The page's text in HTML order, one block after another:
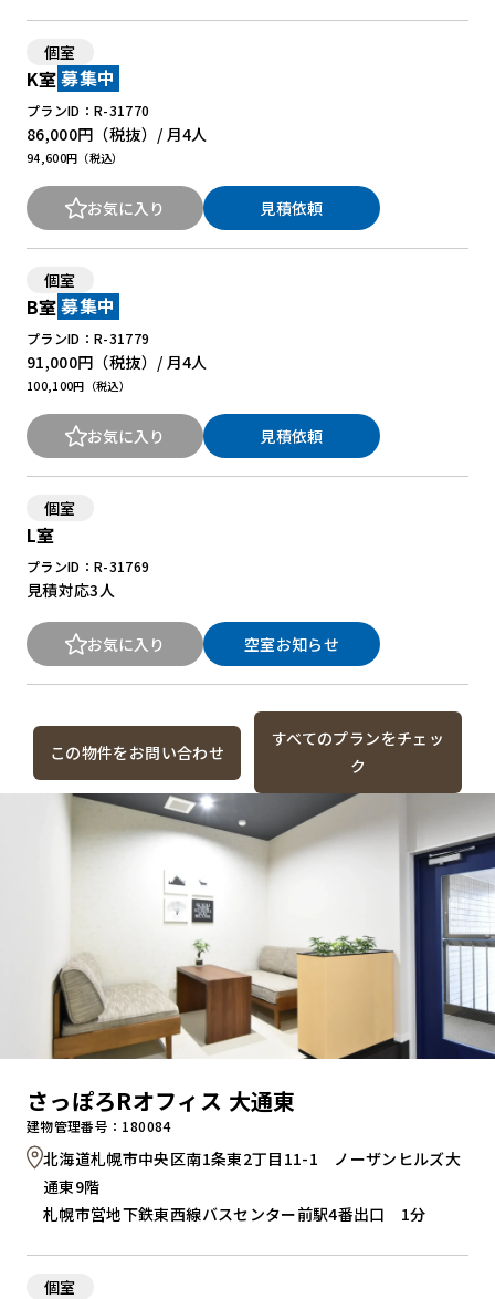
個室
K室 募集中
プランID：R-31770
86,000円 （税抜）/ 月
94,600円（税込）
4人
お気に入り 見積依頼
個室
B室 募集中
プランID：R-31779
91,000円 （税抜）/ 月
100,100円（税込）
4人
お気に入り 見積依頼
個室
L室
プランID：R-31769
見積対応3人
お気に入り 空室お知らせ
この物件をお問い合わせ
すべてのプランをチェッ
ク
さっぽろRオフィス 大通東
建物管理番号：180084
北海道札幌市中央区南1条東2丁目11-1 ノーザンヒルズ大
通東9階
札幌市営地下鉄東西線バスセンター前駅4番出口 1分
個室